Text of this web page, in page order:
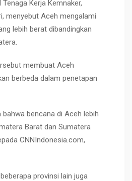
Kerja Kemnaker,
menyebut Aceh mengalami
lebih berat dibandingkan
membuat Aceh
berbeda dalam penetapan
bahwa bencana di Aceh lebih
Barat dan Sumatera
CNNIndonesia.com,
provinsi lain juga